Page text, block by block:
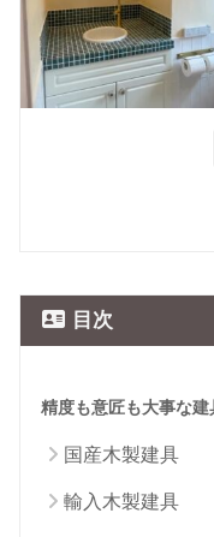
目次
精度も意匠も大事な建
国産木製建具
輸入木製建具